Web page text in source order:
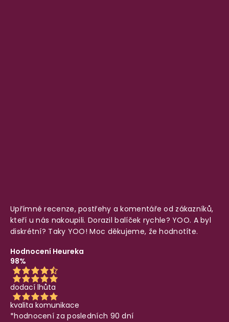
Upřímné recenze, postřehy a komentáře od zákazníků,
kteří u nás nakoupili. Dorazil balíček rychle? YOO. A byl
diskrétní? Taky YOO! Moc děkujeme, že hodnotíte.
Hodnocení Heureka
98%
dodací lhůta
kvalita komunikace
*hodnocení za posledních 90 dní